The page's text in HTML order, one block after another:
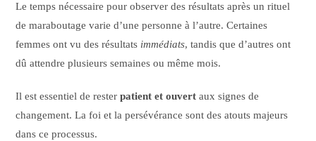
Le temps nécessaire pour observer des résultats après un rituel
de maraboutage varie d’une personne à l’autre. Certaines
femmes ont vu des résultats immédiats, tandis que d’autres ont
dû attendre plusieurs semaines ou même mois.
Il est essentiel de resterpatient et ouvert aux signes de
changement. La foi et la persévérance sont des atouts majeurs
dans ce processus.